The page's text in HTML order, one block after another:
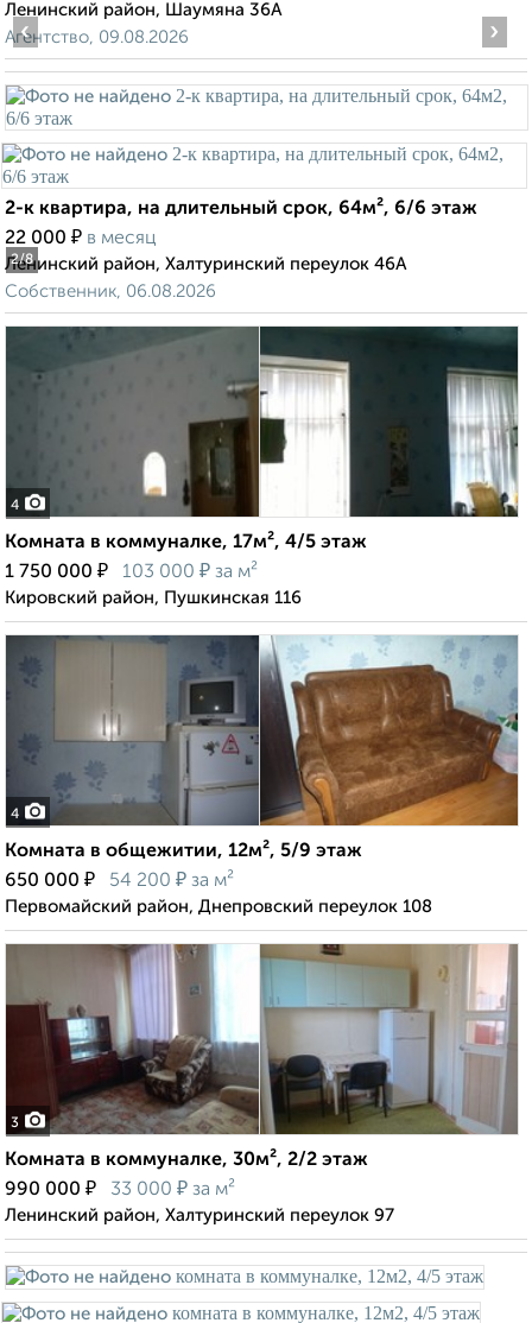
Ленинский район, Шаумяна 36А
Агентство, 09.08.2026
2/8
‹ ›
2-к квартира, на длительный срок, 64м², 6/6 этаж
22 000 ₽ в месяц
Ленинский район, Халтуринский переулок 46А
Собственник, 06.08.2026
4
Комната в коммуналке, 17м², 4/5 этаж
1 750 000 ₽ 103 000 ₽ за м²
Кировский район, Пушкинская 116
4
Комната в общежитии, 12м², 5/9 этаж
650 000 ₽ 54 200 ₽ за м²
Первомайский район, Днепровский переулок 108
3
Комната в коммуналке, 30м², 2/2 этаж
990 000 ₽ 33 000 ₽ за м²
Ленинский район, Халтуринский переулок 97